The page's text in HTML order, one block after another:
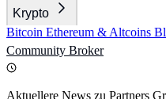
Krypto
Bitcoin Ethereum & Altcoins
Community Broker
Aktuellere News zu Partners